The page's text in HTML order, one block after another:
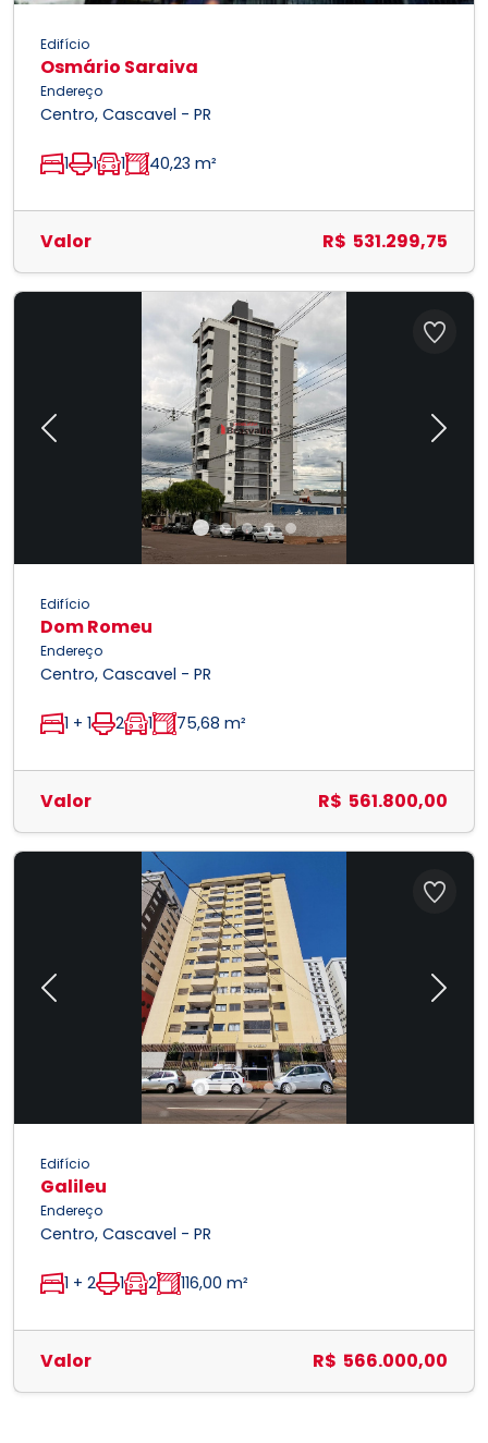
Edifício
Osmário Saraiva
Endereço
Centro, Cascavel - PR
1 1 1 40,23 m²
Valor R$ 531.299,75
Previous Next
Edifício
Dom Romeu
Endereço
Centro, Cascavel - PR
1 + 1 2 1 75,68 m²
Valor R$ 561.800,00
Previous Next
Edifício
Galileu
Endereço
Centro, Cascavel - PR
1 + 2 1 2 116,00 m²
Valor R$ 566.000,00